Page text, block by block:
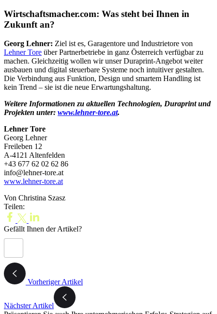
Wirtschaftsmacher.com: Was steht bei Ihnen in
Zukunft an?
Georg Lehner: Ziel ist es, Garagentore und Industrietore von
Lehner Tore über Partnerbetriebe in ganz Österreich verfügbar zu
machen. Gleichzeitig wollen wir unser Duraprint-Angebot weiter
ausbauen und digital steuerbare Systeme noch intuitiver gestalten.
Die Verbindung aus Funktion, Design und smartem Handling ist
kein Trend – sie ist die neue Erwartungshaltung.
Weitere Informationen zu aktuellen Technologien, Duraprint und
Projekten unter: www.lehner-tore.at.
Lehner Tore
Georg Lehner
Freileben 12
A-4121 Altenfelden
+43 677 62 02 62 86
info@lehner-tore.at
www.lehner-tore.at
Von Christina Szasz
Teilen:
Gefällt Ihnen der Artikel?
Vorheriger Artikel
Nächster Artikel